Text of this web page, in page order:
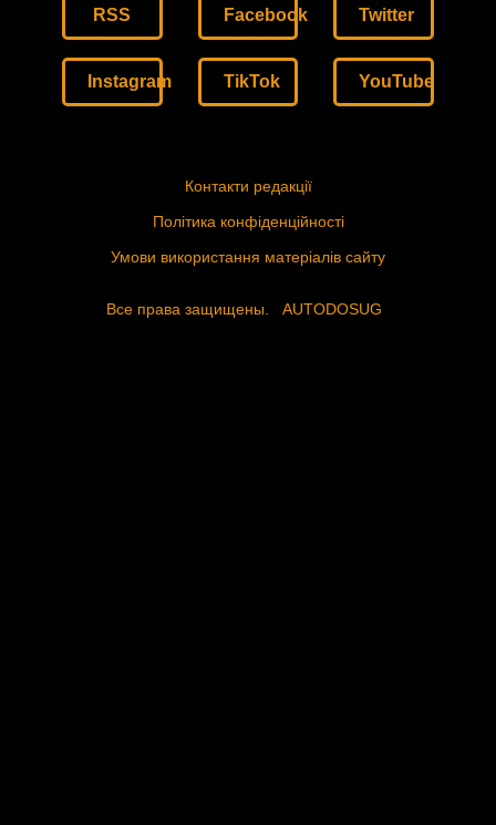
RSS Facebook Twitter
Instagram TikTok YouTube
Контакти редакції
Політика конфіденційності
Умови використання матеріалів сайту
Все права защищены. AUTODOSUG